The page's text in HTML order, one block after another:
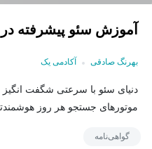
آموزش سئو پیشرفته
بهرنگ صادقی آکادمی یک
دنیای سئو با سرعتی شگفت
موتورهای جستجو هر روز
گواهی‌نامه